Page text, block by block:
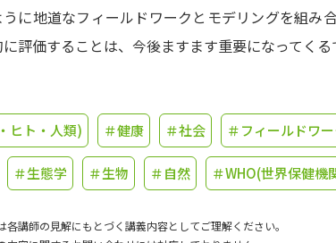
うに地道なフィールドワークとモデリングを組み
評価することは、今後ますます重要になってくる
ヒト・人類) ＃健康 ＃社会 ＃フィールドワ
＃生態学 ＃生物 ＃自然 ＃WHO(世界保健機
講師の見解にもとづく講義内容としてご理解ください。